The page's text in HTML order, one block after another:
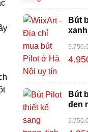
Bút
Bút
đen